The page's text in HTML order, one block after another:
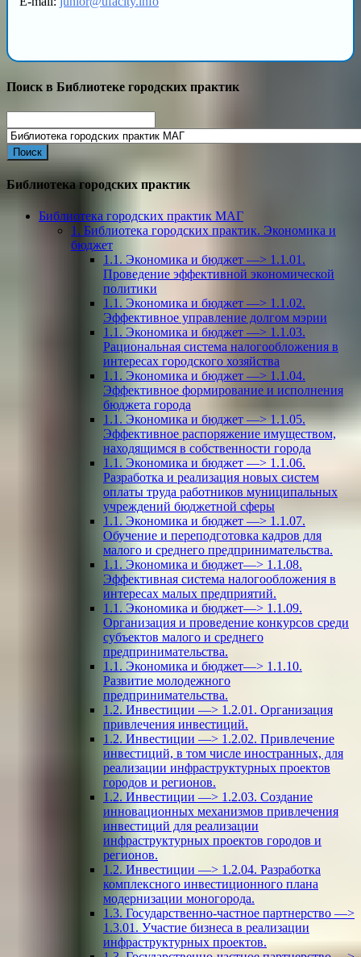
Поиск в Библиотеке городских практик
for:
Библиотека городских практик
Библиотека городских практик МАГ
1. Библиотека городских практик. Экономика и
бюджет
1.1. Экономика и бюджет —> 1.1.01.
Проведение эффективной экономической
политики
1.1. Экономика и бюджет —> 1.1.02.
Эффективное управление долгом мэрии
1.1. Экономика и бюджет —> 1.1.03.
Рациональная система налогообложения в
интересах городского хозяйства
1.1. Экономика и бюджет —> 1.1.04.
Эффективное формирование и исполнения
бюджета города
1.1. Экономика и бюджет —> 1.1.05.
Эффективное распоряжение имуществом,
находящимся в собственности города
1.1. Экономика и бюджет —> 1.1.06.
Разработка и реализация новых систем
оплаты труда работников муниципальных
учреждений бюджетной сферы
1.1. Экономика и бюджет —> 1.1.07.
Обучение и переподготовка кадров для
малого и среднего предпринимательства.
1.1. Экономика и бюджет—> 1.1.08.
Эффективная система налогообложения в
интересах малых предприятий.
1.1. Экономика и бюджет—> 1.1.09.
Организация и проведение конкурсов среди
субъектов малого и среднего
предпринимательства.
1.1. Экономика и бюджет—> 1.1.10.
Развитие молодежного
предпринимательства.
1.2. Инвестиции —> 1.2.01. Организация
привлечения инвестиций.
1.2. Инвестиции —> 1.2.02. Привлечение
инвестиций, в том числе иностранных, для
реализации инфраструктурных проектов
городов и регионов.
1.2. Инвестиции —> 1.2.03. Создание
инновационных механизмов привлечения
инвестиций для реализации
инфраструктурных проектов городов и
регионов.
1.2. Инвестиции —> 1.2.04. Разработка
комплексного инвестиционного плана
модернизации моногорода.
1.3. Государственно-частное партнерство —>
1.3.01. Участие бизнеса в реализации
инфраструктурных проектов.